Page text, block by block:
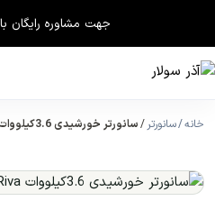
جهت مشاوره رایگان
خانه سانورتر سانورتر خورشیدی 3.6کیلووات MarsRiva